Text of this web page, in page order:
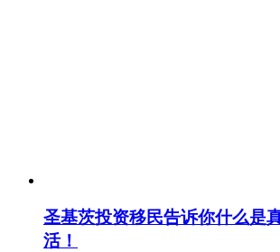
圣基茨投资移民告诉你什么是
活！